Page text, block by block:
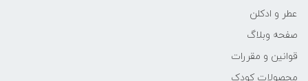
عطر و ادکلن
صفحه وبلاگ
قوانین و مقررات
محصولات کودک